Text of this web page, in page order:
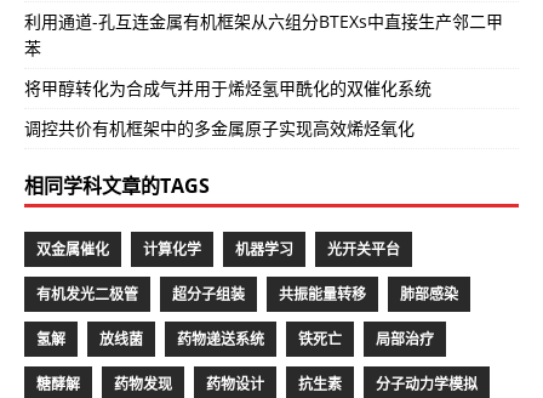
利用通道-孔互连金属有机框架从六组分BTEXs中直接生产邻二甲
苯
将甲醇转化为合成气并用于烯烃氢甲酰化的双催化系统
调控共价有机框架中的多金属原子实现高效烯烃氧化
相同学科文章的TAGS
双金属催化 计算化学 机器学习 光开关平台
有机发光二极管 超分子组装 共振能量转移 肺部感染
氢解 放线菌 药物递送系统 铁死亡 局部治疗
糖酵解 药物发现 药物设计 抗生素 分子动力学模拟